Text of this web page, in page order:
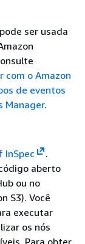
ser usada
com o Amazon
de eventos
Manager.
InSpec
.
aberto
ou no
S3). Você
executar
os nós
Para obter